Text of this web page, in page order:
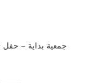
جمعية بداية – حفل